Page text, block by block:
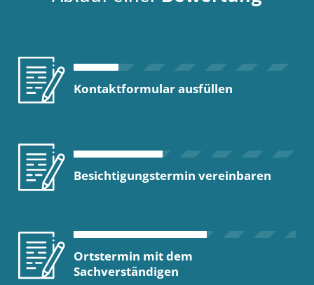
Kontaktformular ausfüllen
Besichtigungstermin vereinbaren
Ortstermin mit dem
Sachverständigen